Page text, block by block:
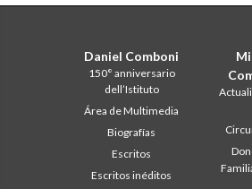
Daniel Comboni
150° anniversario
dell’Istituto
Área de Multimedia
Biografías
Escritos
Escritos inéditos